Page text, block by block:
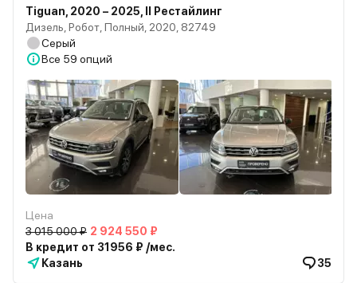
Tiguan, 2020 – 2025, II Рестайлинг
Дизель, Робот, Полный, 2020, 82749
Серый
Все 59 опций
Цена
3 015 000 ₽ 2 924 550 ₽
В кредит от 31956 ₽ /мес.
Казань
35